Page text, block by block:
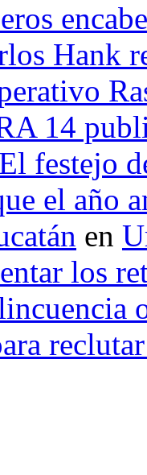
Hank
14
El festejo
el año
en
los